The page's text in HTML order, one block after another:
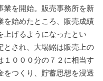
業を開始。販売事務所を新
を始めたところ、販売成績
上げるようになったとい
とされ、大場鰯は販売上の
１０００分の７２に相当す
をつくり、貯蓄思想を浸透